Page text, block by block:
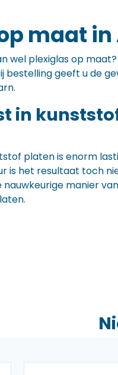
maat in
wel plexiglas op
bestelling geeft u de
in
platen is enorm
is het resultaat toch
nauwkeurige manier